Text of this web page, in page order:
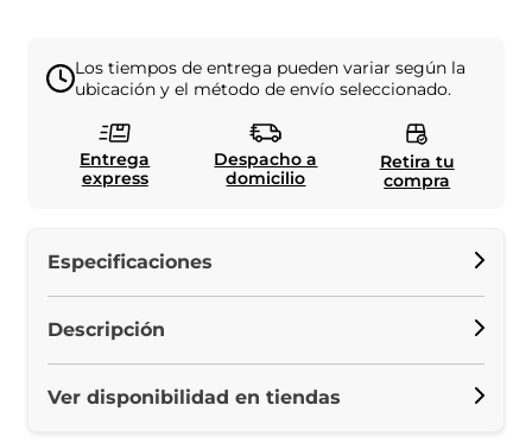
Los tiempos de entrega pueden variar según la
ubicación y el método de envío seleccionado.
Entrega
express
Despacho a
domicilio
Retira tu
compra
Especificaciones
Descripción
Ver disponibilidad en tiendas